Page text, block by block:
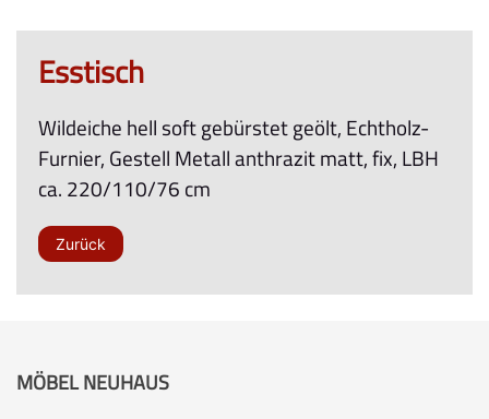
Esstisch
Wildeiche hell soft gebürstet geölt, Echtholz-
Furnier, Gestell Metall anthrazit matt, fix, LBH
ca. 220/110/76 cm
Zurück
MÖBEL NEUHAUS